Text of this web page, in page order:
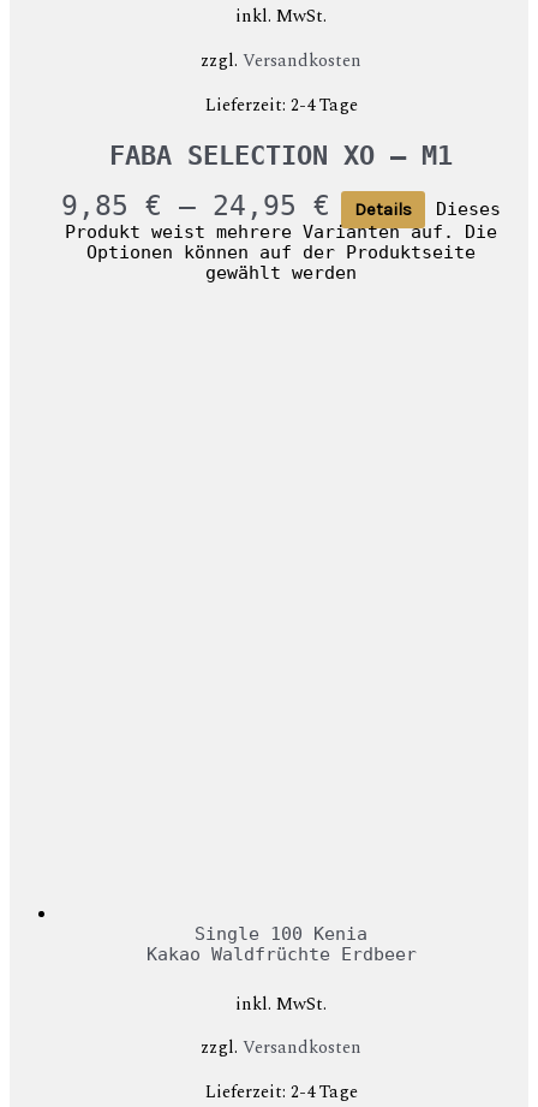
inkl. MwSt.
zzgl. Versandkosten
Lieferzeit: 2-4 Tage
FABA SELECTION XO – M1
9,85€ – 24,95€ Details
Dieses
Produkt weist mehrere Varianten auf. Die
Optionen können auf der Produktseite
gewählt werden
Single 100 Kenia
Kakao Waldfrüchte Erdbeer
inkl. MwSt.
zzgl. Versandkosten
Lieferzeit: 2-4 Tage